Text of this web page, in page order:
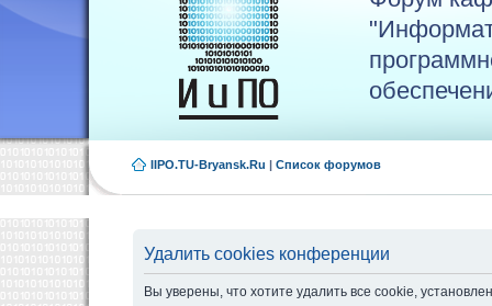
IIPO.TU-Bryansk.Ru | Список форумов
Удалить cookies конференции
Вы уверены, что хотите удалить все cookie,